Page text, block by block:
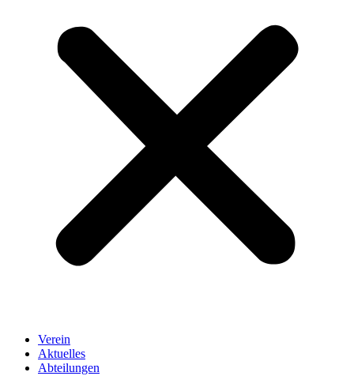
Verein
Aktuelles
Abteilungen